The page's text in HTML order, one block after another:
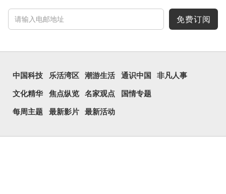
免费订阅
中国科技 乐活湾区 潮游生活 通识中国 非凡人事
文化精华 焦点纵览 名家观点 国情专题
每周主题 最新影片 最新活动